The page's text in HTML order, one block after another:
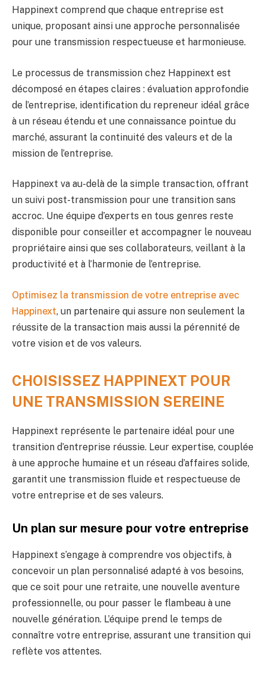
Happinext comprend que chaque entreprise est
unique, proposant ainsi une approche personnalisée
pour une transmission respectueuse et harmonieuse.
Le processus de transmission chez Happinext est
décomposé en étapes claires : évaluation approfondie
de l’entreprise, identification du repreneur idéal grâce
à un réseau étendu et une connaissance pointue du
marché, assurant la continuité des valeurs et de la
mission de l’entreprise.
Happinext va au-delà de la simple transaction, offrant
un suivi post-transmission pour une transition sans
accroc. Une équipe d’experts en tous genres reste
disponible pour conseiller et accompagner le nouveau
propriétaire ainsi que ses collaborateurs, veillant à la
productivité et à l’harmonie de l’entreprise.
Optimisez la transmission de votre entreprise avec
Happinext, un partenaire qui assure non seulement la
réussite de la transaction mais aussi la pérennité de
votre vision et de vos valeurs.
CHOISISSEZ HAPPINEXT POUR
UNE TRANSMISSION SEREINE
Happinext représente le partenaire idéal pour une
transition d’entreprise réussie. Leur expertise, couplée
à une approche humaine et un réseau d’affaires solide,
garantit une transmission fluide et respectueuse de
votre entreprise et de ses valeurs.
Un plan sur mesure pour votre entreprise
Happinext s’engage à comprendre vos objectifs, à
concevoir un plan personnalisé adapté à vos besoins,
que ce soit pour une retraite, une nouvelle aventure
professionnelle, ou pour passer le flambeau à une
nouvelle génération. L’équipe prend le temps de
connaître votre entreprise, assurant une transition qui
reflète vos attentes.